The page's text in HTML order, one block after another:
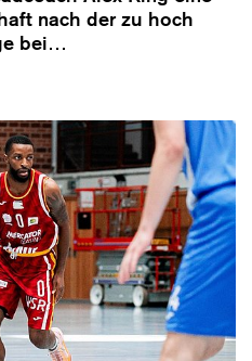
nach der zu hoch
bei…